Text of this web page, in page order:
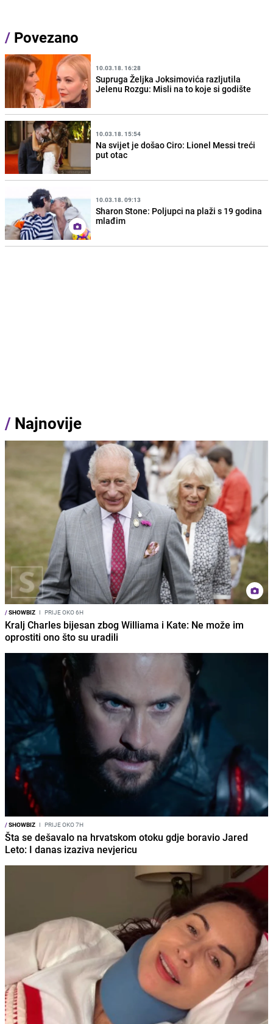
/ Povezano
10.03.18. 16:28
Supruga Željka Joksimovića razljutila
Jelenu Rozgu: Misli na to koje si godište
10.03.18. 15:54
Na svijet je došao Ciro: Lionel Messi treći
put otac
10.03.18. 09:13
Sharon Stone: Poljupci na plaži s 19 godina
mlađim
/ Najnovije
/SHOWBIZ I PRIJE OKO 6H
Kralj Charles bijesan zbog Williama i Kate: Ne može im
oprostiti ono što su uradili
/SHOWBIZ I PRIJE OKO 7H
Šta se dešavalo na hrvatskom otoku gdje boravio Jared
Leto: I danas izaziva nevjericu